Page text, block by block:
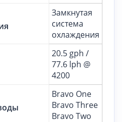
Замкнутая
система
охлаждения
20.5 gph /
77.6 lph @
4200
Bravo One
Bravo Three
Bravo Two